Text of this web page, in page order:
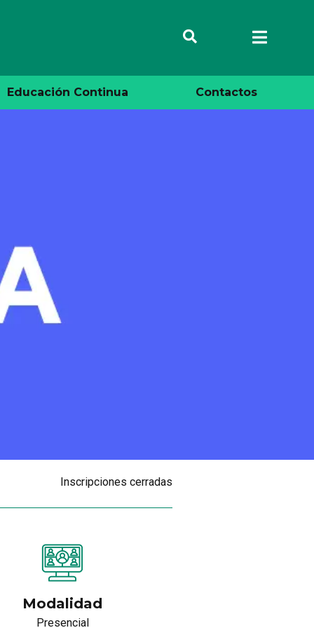
Educación Continua Contactos
Inscripciones cerradas
Modalidad
Presencial